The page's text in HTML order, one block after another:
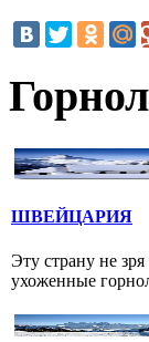
ШВЕЙЦАРИЯ
Эту страну не
ухоженные